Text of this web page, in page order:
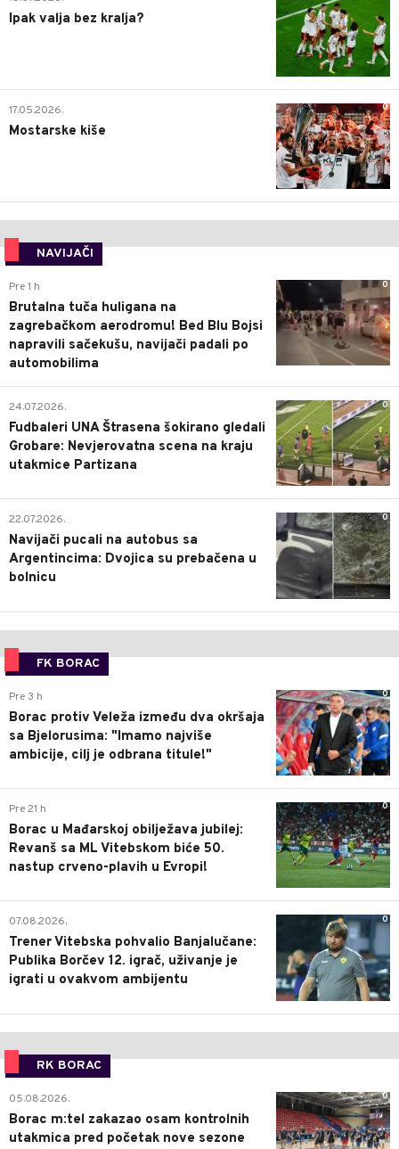
Ipak valja bez kralja?
0
17.05.2026.
Mostarske kiše
NAVIJAČI
0
Pre 1 h
Brutalna tuča huligana na
zagrebačkom aerodromu! Bed Blu Bojsi
napravili sačekušu, navijači padali po
automobilima
0
24.07.2026.
Fudbaleri UNA Štrasena šokirano gledali
Grobare: Nevjerovatna scena na kraju
utakmice Partizana
0
22.07.2026.
Navijači pucali na autobus sa
Argentincima: Dvojica su prebačena u
bolnicu
FK BORAC
0
Pre 3 h
Borac protiv Veleža između dva okršaja
sa Bjelorusima: "Imamo najviše
ambicije, cilj je odbrana titule!"
0
Pre 21 h
Borac u Mađarskoj obilježava jubilej:
Revanš sa ML Vitebskom biće 50.
nastup crveno-plavih u Evropi!
0
07.08.2026.
Trener Vitebska pohvalio Banjalučane:
Publika Borčev 12. igrač, uživanje je
igrati u ovakvom ambijentu
RK BORAC
0
05.08.2026.
Borac m:tel zakazao osam kontrolnih
utakmica pred početak nove sezone